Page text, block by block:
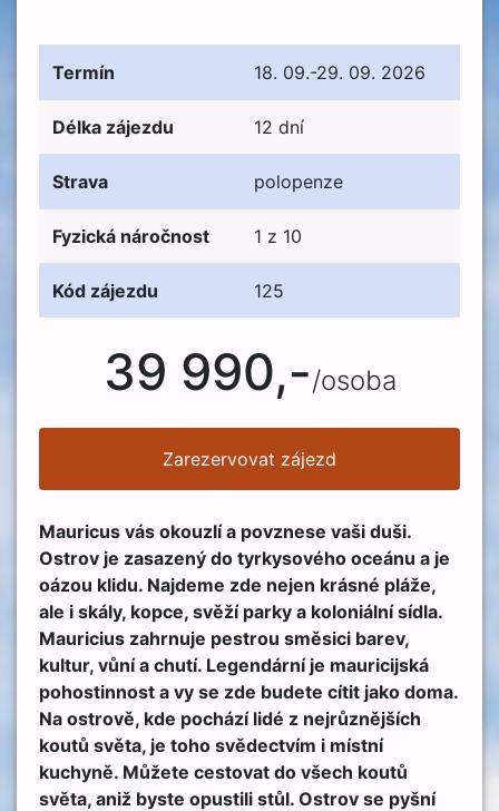
Termín 18. 09.-29. 09. 2026
Délka zájezdu 12 dní
Strava polopenze
Fyzická náročnost 1 z 10
Kód zájezdu 125
39 990,-/osoba
Zarezervovat zájezd
Mauricus vás okouzlí a povznese vaši duši.
Ostrov je zasazený do tyrkysového oceánu a je
oázou klidu. Najdeme zde nejen krásné pláže,
ale i skály, kopce, svěží parky a koloniální sídla.
Mauricius zahrnuje pestrou směsici barev,
kultur, vůní a chutí. Legendární je mauricijská
pohostinnost a vy se zde budete cítit jako doma.
Na ostrově, kde pochází lidé z nejrůznějších
koutů světa, je toho svědectvím i místní
kuchyně. Můžete cestovat do všech koutů
světa, aniž byste opustili stůl. Ostrov se pyšní